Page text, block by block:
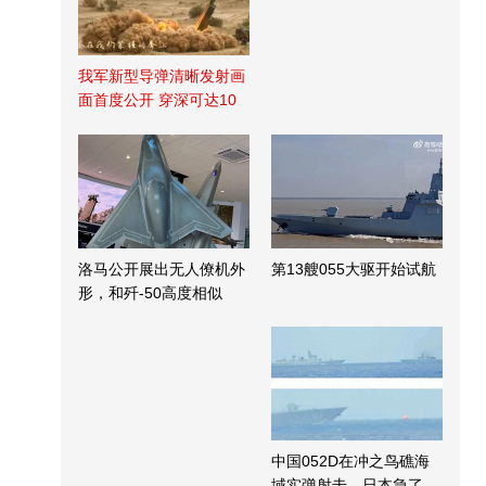
我军新型导弹清晰发射画
面首度公开 穿深可达10
洛马公开展出无人僚机外
形，和歼-50高度相似
第13艘055大驱开始试航
中国052D在冲之鸟礁海